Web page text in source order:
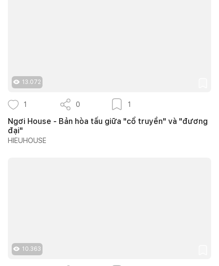
13.072
1 0 1
Ngơi House - Bản hòa tấu giữa "cổ truyền" và "đương
đại"
HIEUHOUSE
10.363